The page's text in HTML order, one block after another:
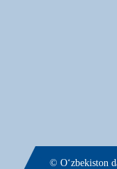
© О‘zbekiston